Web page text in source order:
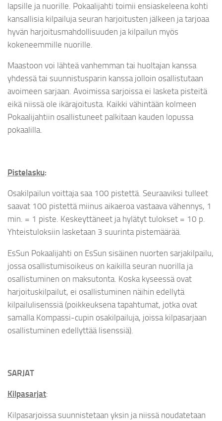
lapsille ja nuorille. Pokaalijahti toimii ensiaskeleena kohti
kansallisia kilpailuja seuran harjoitusten jälkeen ja tarjoaa
hyvän harjoitusmahdollisuuden ja kilpailun myös
kokeneemmille nuorille.
Maastoon voi lähteä vanhemman tai huoltajan kanssa
yhdessä tai suunnistusparin kanssa jolloin osallistutaan
avoimeen sarjaan. Avoimissa sarjoissa ei lasketa pisteitä
eikä niissä ole ikärajoitusta. Kaikki vähintään kolmeen
Pokaalijahtiin osallistuneet palkitaan kauden lopussa
pokaalilla.
Pistelasku:
Osakilpailun voittaja saa 100 pistettä. Seuraaviksi tulleet
saavat 100 pistettä miinus aikaeroa vastaava vähennys, 1
min. = 1 piste. Keskeyttäneet ja hylätyt tulokset = 10 p.
Yhteistuloksiin lasketaan 3 suurinta pistemäärää.
EsSun Pokaalijahti on EsSun sisäinen nuorten sarjakilpailu,
jossa osallistumisoikeus on kaikilla seuran nuorilla ja
osallistuminen on maksutonta. Koska kyseessä ovat
harjoituskilpailut, ei osallistuminen näihin edellytä
kilpailulisenssiä (poikkeuksena tapahtumat, jotka ovat
samalla Kompassi-cupin osakilpailuja, joissa kilpasarjaan
osallistuminen edellyttää lisenssiä).
SARJAT
Kilpasarjat:
Kilpasarjoissa suunnistetaan yksin ja niissä noudatetaan